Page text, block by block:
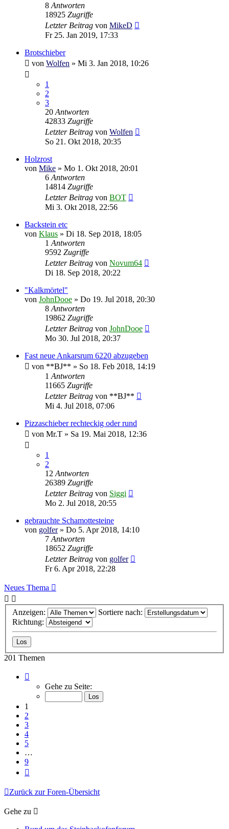
8 Antworten
18925 Zugriffe
Letzter Beitrag von MikeD
Fr 25. Jan 2019, 17:33
Brotschieber
von Wolfen » Mi 3. Jan 2018, 10:26
1
2
3
20 Antworten
42833 Zugriffe
Letzter Beitrag von Wolfen
So 21. Okt 2018, 20:35
Holzrost
von Mike » Mo 1. Okt 2018, 20:01
6 Antworten
14814 Zugriffe
Letzter Beitrag von BOT
Mi 3. Okt 2018, 22:56
Backstein etc
von Klaus » Di 18. Sep 2018, 18:05
1 Antworten
9592 Zugriffe
Letzter Beitrag von Novum64
Di 18. Sep 2018, 20:22
"Kalkmörtel"
von JohnDooe » Do 19. Jul 2018, 20:30
8 Antworten
19862 Zugriffe
Letzter Beitrag von JohnDooe
Mo 30. Jul 2018, 20:37
Fast neue Ankarsrum 6220 abzugeben
von **BJ** » So 18. Feb 2018, 14:19
1 Antworten
11665 Zugriffe
Letzter Beitrag von **BJ**
Mi 4. Jul 2018, 07:06
Pizzaschieber rechteckig oder rund
von Mr.T » Sa 19. Mai 2018, 12:36
1
2
12 Antworten
26389 Zugriffe
Letzter Beitrag von Siggi
Mo 2. Jul 2018, 20:55
gebrauchte Schamottesteine
von golfer» Do 5. Apr 2018, 14:10
7 Antworten
18652 Zugriffe
Letzter Beitrag von golfer
Fr 6. Apr 2018, 22:28
Neues Thema
Anzeigen:
Sortiere nach:
Richtung:
201 Themen
von
Gehe zu Seite:
1
2
3
4
5
…
9
Zurück zur Foren-Übersicht
Gehe zu